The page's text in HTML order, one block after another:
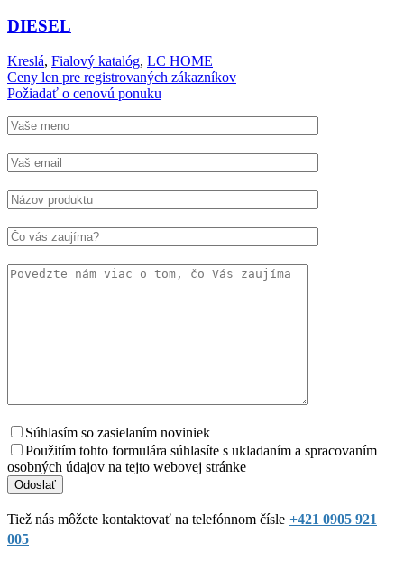
DIESEL
Kreslá, Fialový katalóg, LC HOME
Ceny len pre registrovaných zákazníkov
Požiadať o cenovú ponuku
Súhlasím so zasielaním noviniek
Použitím tohto formulára súhlasíte s ukladaním a spracovaním
osobných údajov na tejto webovej stránke
Tiež nás môžete kontaktovať na telefónnom čísle +421 0905 921
005